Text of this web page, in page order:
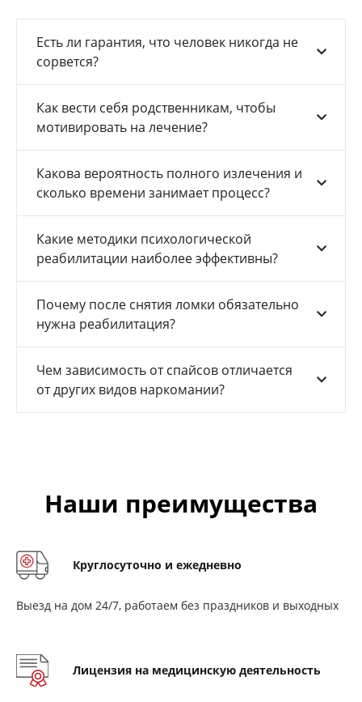
Есть ли гарантия, что человек никогда не
сорвется?
Как вести себя родственникам, чтобы
мотивировать на лечение?
Какова вероятность полного излечения и
сколько времени занимает процесс?
Какие методики психологической
реабилитации наиболее эффективны?
Почему после снятия ломки обязательно
нужна реабилитация?
Чем зависимость от спайсов отличается
от других видов наркомании?
Наши преимущества
Круглосуточно и ежедневно
Выезд на дом 24/7, работаем без праздников и выходных
Лицензия на медицинскую деятельность